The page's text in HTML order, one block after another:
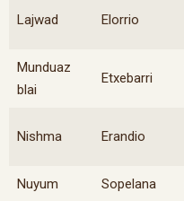
Lajwad Elorrio
Munduaz
blai
Etxebarri
Nishma Erandio
Nuyum Sopelana